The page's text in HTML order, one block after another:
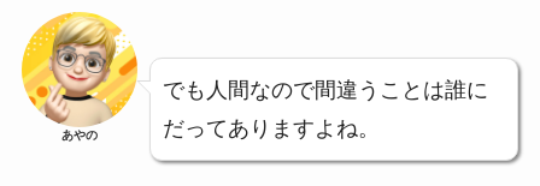
あやの
でも人間なので間違うことは誰に
だってありますよね。